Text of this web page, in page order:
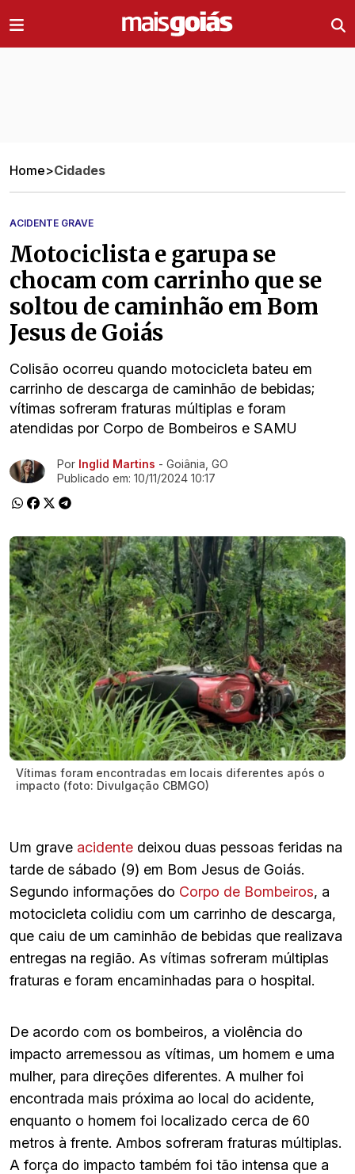
Home>Cidades
ACIDENTE GRAVE
Motociclista e garupa se
chocam com carrinho que se
soltou de caminhão em Bom
Jesus de Goiás
Colisão ocorreu quando motocicleta bateu em
carrinho de descarga de caminhão de bebidas;
vítimas sofreram fraturas múltiplas e foram
atendidas por Corpo de Bombeiros e SAMU
Ir direto pra matéria
Por Inglid Martins - Goiânia, GO
Publicado em: 10/11/2024 10:17
Vítimas foram encontradas em locais diferentes após o
impacto (foto: Divulgação CBMGO)
Um grave acidente deixou duas pessoas feridas na
tarde de sábado (9) em Bom Jesus de Goiás.
Segundo informações do Corpo de Bombeiros, a
motocicleta colidiu com um carrinho de descarga,
que caiu de um caminhão de bebidas que realizava
entregas na região. As vítimas sofreram múltiplas
fraturas e foram encaminhadas para o hospital.
De acordo com os bombeiros, a violência do
impacto arremessou as vítimas, um homem e uma
mulher, para direções diferentes. A mulher foi
encontrada mais próxima ao local do acidente,
enquanto o homem foi localizado cerca de 60
metros à frente. Ambos sofreram fraturas múltiplas.
A força do impacto também foi tão intensa que a